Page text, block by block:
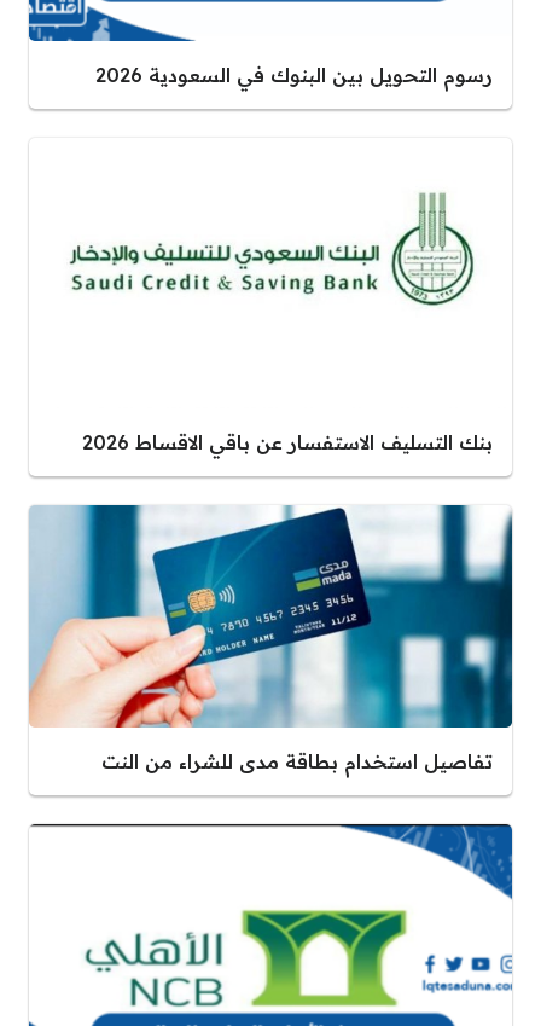
رسوم التحويل بين البنوك في السعودية 2026
بنك التسليف الاستفسار عن باقي الاقساط 2026
تفاصيل استخدام بطاقة مدى للشراء من النت